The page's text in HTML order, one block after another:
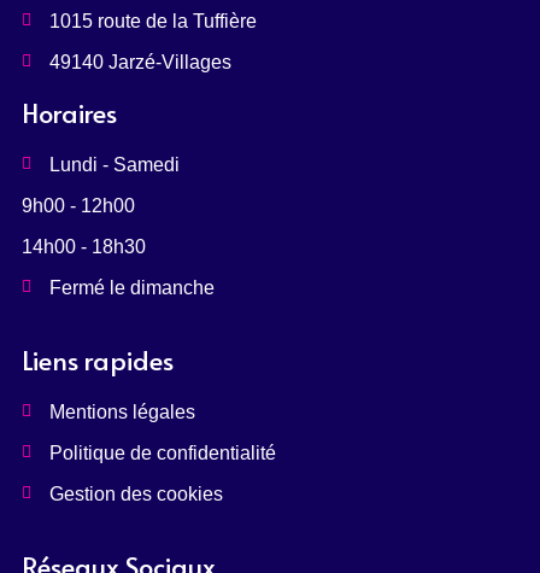
1015 route de la Tuffière
49140 Jarzé-Villages ​
Horaires
Lundi - Samedi
9h00 - 12h00
14h00 - 18h30
Fermé le dimanche
Liens rapides
Mentions légales
Politique de confidentialité
Gestion des cookies
Réseaux Sociaux